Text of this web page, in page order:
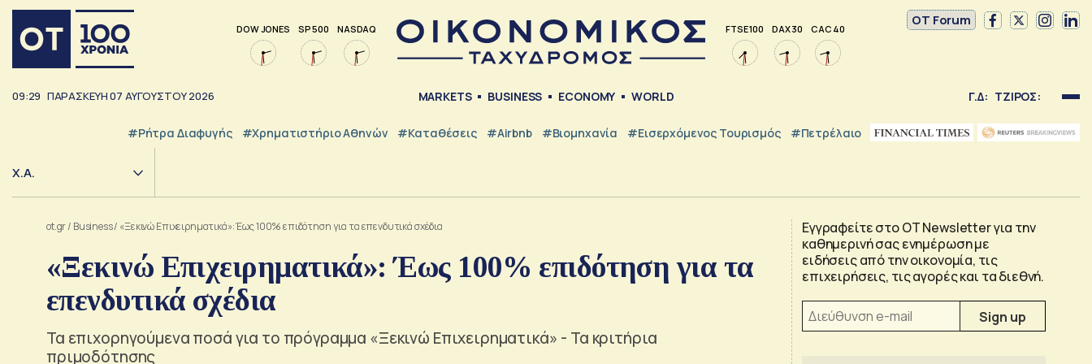
DOW JONES SP 500 NASDAQ FTSE 100 DAX 30 CAC 40
OT Forum
09:29 ΠΑΡΑΣΚΕΥΗ07 ΑΥΓΟΥΣΤΟΥ2026 MARKETS BUSINESS ECONOMY WORLD Γ.Δ: ΤΖΙΡΟΣ:
#ρήτρα Διαφυγής #Χρηματιστήριο Αθηνών #Καταθέσεις #Airbnb #Βιομηχανία #εισερχόμενος Τουρισμός #Πετρέλαιο
Χ.Α.
ot.gr/ Business/ «Ξεκινώ Επιχειρηματικά»: Έως 100% επιδότηση για τα επενδυτικά σχέδια
«Ξεκινώ Επιχειρηματικά»: Έως 100% επιδότηση για τα
επενδυτικά σχέδια
Τα επιχορηγούμενα ποσά για το πρόγραμμα «Ξεκινώ Επιχειρηματικά» - Τα κριτήρια
πριμοδότησης
Εγγραφείτε στο OT Newsletter για την
καθημερινή σας ενημέρωση με
ειδήσεις από την οικονομία, τις
επιχειρήσεις, τις αγορές και τα διεθνή.